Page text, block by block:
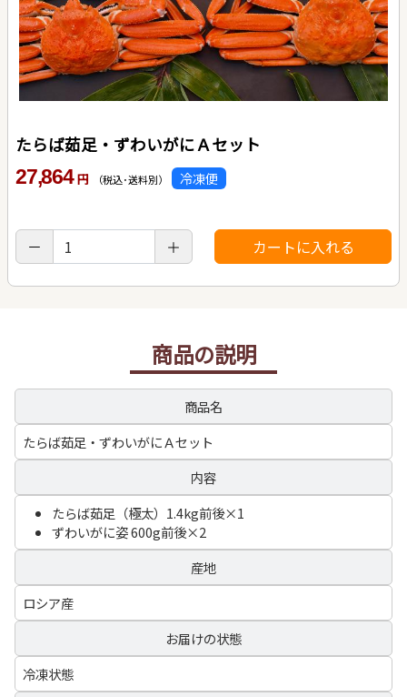
たらば茹足・ずわいがにＡセット
27,864 円 （税込･送料別） 冷凍便
商品の説明
商品名
たらば茹足・ずわいがにＡセット
内容
たらば茹足（極太）1.4kg前後×1
ずわいがに姿 600g前後×2
産地
ロシア産
お届けの状態
冷凍状態